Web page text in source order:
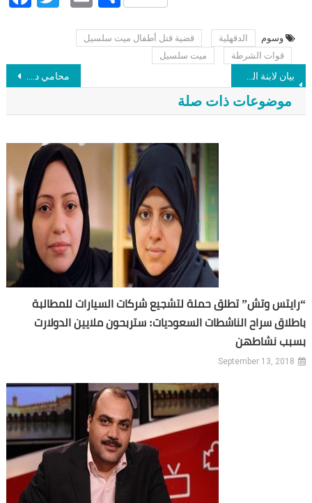
وسوم الدقهلية
قضية قتل أطفال ميت سلسيل
قوات الشرطة
ميت سلسيل Post navigation
محامي د.يحيى القزاز يكشف تفاصيل التحقيقات معه والأحراز وحالته الصحية: طلب العرض على المستشفى.. ورفضنا بعض أسئلة النيابة بيان لابنة السفير معصوم مرزوق: ليس من حق أحد التصريح نيابة عن والدي الذي لا يملك الرد.. أبي المقاتل لم ولن يتراجع عن مواقفه
موضوعات ذات صلة
“رايتس وتش” تطلق حملة لتشجيع شركات السيارات للمطالبة
باطلاق سراح الناشطات السعوديات: ستربحون ملايين الدولارت
بسبب نشاطهن
September 13, 2018